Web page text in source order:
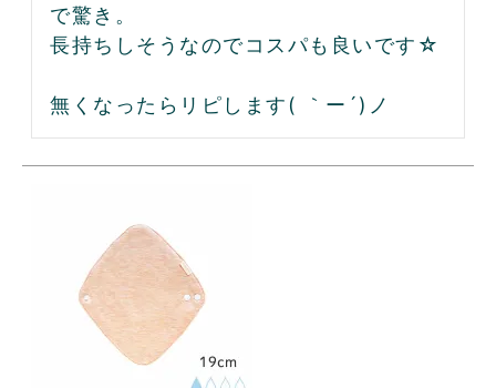
で驚き。
長持ちしそうなのでコスパも良いです☆
無くなったらリピします( ｀ー´)ノ